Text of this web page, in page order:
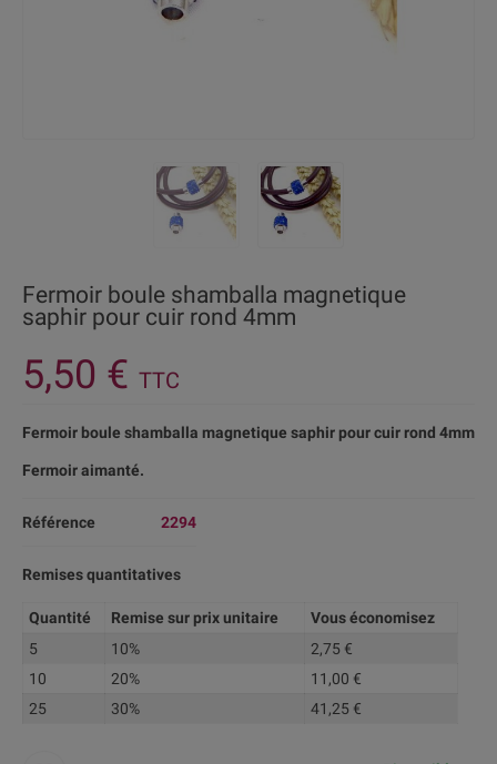
Fermoir boule shamballa magnetique
saphir pour cuir rond 4mm
5,50 € TTC
Fermoir boule shamballa magnetique saphir pour cuir rond 4mm
Fermoir aimanté.
Référence 2294
Remises quantitatives
Quantité Remise sur prix unitaire
Vous économisez
5
10%
2,75 €
10
20%
11,00 €
25
30% 41,25 €